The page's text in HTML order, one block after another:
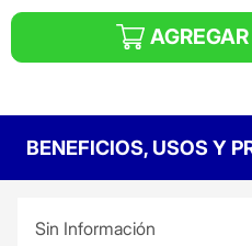
BENEFICIOS, USOS Y
Sin Información